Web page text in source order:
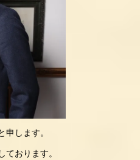
申します。
おります。